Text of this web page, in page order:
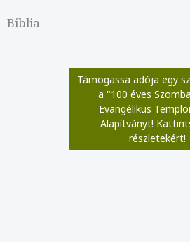
Biblia
Támogassa adója egy
a "100 éves
Evangélikus
Alapítványt!
részletekért!